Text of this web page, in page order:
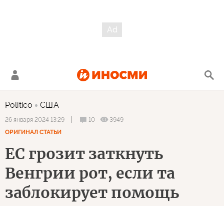
Politico США
26 января 2024 13:29 10
3949
ОРИГИНАЛ СТАТЬИ
ЕС грозит заткнуть
Венгрии рот, если та
заблокирует помощь